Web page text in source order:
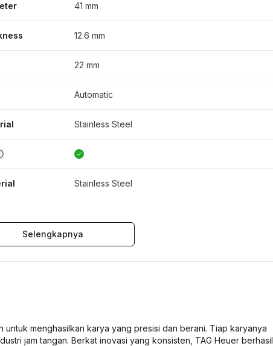
41 mm
12.6 mm
22 mm
Automatic
Stainless Steel
Stainless Steel
Selengkapnya
menghasilkan karya yang presisi dan berani. Tiap karyanya
jam tangan. Berkat inovasi yang konsisten, TAG Heuer berhasil